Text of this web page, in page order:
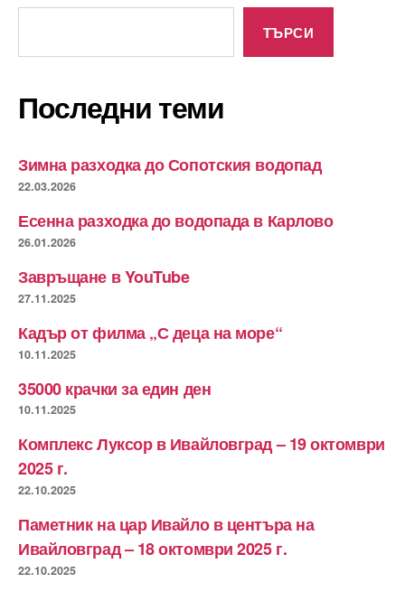
ТЪРСИ
Последни теми
Зимна разходка до Сопотския водопад
22.03.2026
Есенна разходка до водопада в Карлово
26.01.2026
Завръщане в YouTube
27.11.2025
Кадър от филма „С деца на море“
10.11.2025
35000 крачки за един ден
10.11.2025
Комплекс Луксор в Ивайловград – 19 октомври
2025 г.
22.10.2025
Паметник на цар Ивайло в центъра на
Ивайловград – 18 октомври 2025 г.
22.10.2025